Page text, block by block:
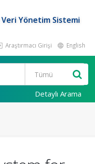
Yönetim Sistemi
Araştırmacı Girişi English
Detaylı Arama